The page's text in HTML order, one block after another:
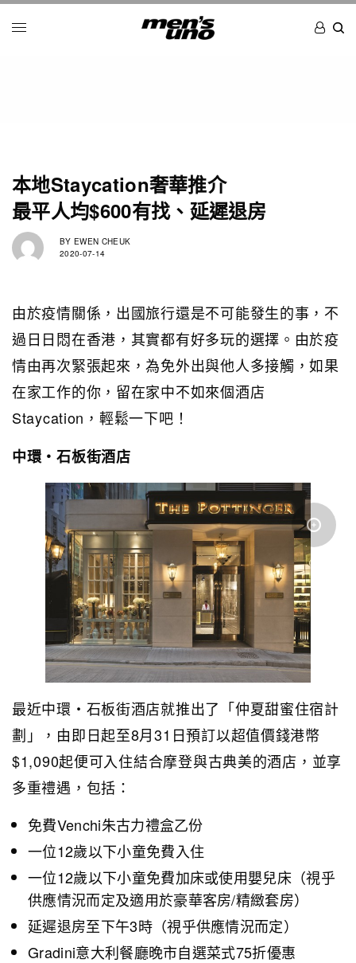
本地Staycation奢華推介
最平人均$600有找、延遲退房
BY EWEN CHEUK
2020-07-14
由於疫情關係，出國旅行還是不可能發生的事，不
過日日悶在香港，其實都有好多玩的選擇。由於疫
情由再次緊張起來，為免外出與他人多接觸，如果
在家工作的你，留在家中不如來個酒店
Staycation，輕鬆一下吧！
中環‧石板街酒店
最近中環‧石板街酒店就推出了「仲夏甜蜜住宿計
劃」，由即日起至8月31日預訂以超值價錢港幣
$1,090起便可入住結合摩登與古典美的酒店，並享
多重禮遇，包括：
免費Venchi朱古力禮盒乙份
一位12歲以下小童免費入住
一位12歲以下小童免費加床或使用嬰兒床（視乎
供應情況而定及適用於豪華客房/精緻套房）
延遲退房至下午3時（視乎供應情況而定）
Gradini意大利餐廳晚市自選菜式75折優惠